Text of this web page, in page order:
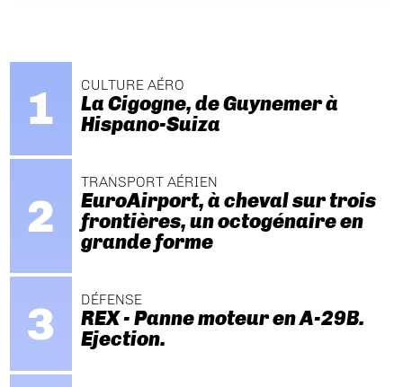
CULTURE AÉRO
La Cigogne, de Guynemer à
Hispano-Suiza
TRANSPORT AÉRIEN
EuroAirport, à cheval sur trois
frontières, un octogénaire en
grande forme
DÉFENSE
REX - Panne moteur en A-29B.
Ejection.